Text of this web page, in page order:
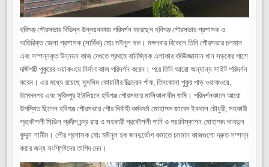
হবিগঞ্জ পৌরসভার বিভিন্ন উন্নয়নকাজ পরিদর্শন করেছেন হবিগঞ্জ পৌরসভার প্রশাসক ও
অতিরিক্ত জেলা প্রশাসক (সার্বিক) মোঃ মঈনুল হক। মঙ্গলবার বিকেলে তিনি পৌরসভার চলমান
এবং সম্পন্নকৃত উন্নয়ন কাজ দেখতে প্রথমে বানিজ্যিক এলাকার বদিউজ্জামান খান সড়কের পাশে
দর্জিপট্টি পুকুরের ওয়াকওয়ে নির্মাণ কাজ পরিদর্শন করেন। পরে তিনি আরো অন্যান্য সাইট পরিদর্শন
করেন। এর মধ্যে রয়েছে মুসলিম কোয়ার্টার চিল্ড্রেন র্পাক, তিনকোনা পুকুর পাড় ওয়াকওয়ে,
উমেদনগর এবং সুবিদপুর ইউনিয়নে হবিগঞ্জ পৌরসভার মালিকানাধীন জমি। পরিদর্শনকালে আরো
উপস্থিত ছিলেন হবিগঞ্জ পৌরসভার পৌর নির্বাহী কর্মকর্তা মোহাম্মদ জাবেদ ইকবাল চৌধুরী, সহকারী
প্রকৌশলী সিভিল প্রদীপ চন্দ্র রায় ও সহকারী প্রকৌশলী পানি ও পয়ঃনিস্কাশন মোহাম্মদ আবদুল
কুদ্দুস শামীম। পৌর প্রশাসক মোঃ মঈনুল হক জনদুর্ভোগ কমাতে চলমান কাজগুলো দ্রুত সম্পন্ন
করার জন্য সংশ্লিষ্টদের তাগিদ দেন।